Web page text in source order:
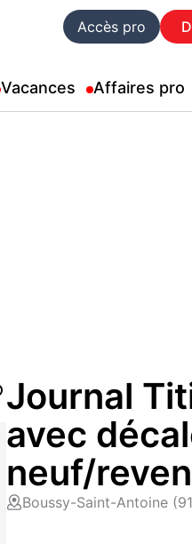
Accès pro
Vacances Affaires pro
Journal
avec
neuf/
Boussy-Saint-Antoine